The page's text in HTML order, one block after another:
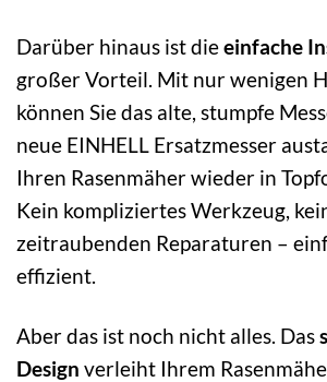
Darüber hinaus ist dieeinfache
großer Vorteil. Mit nur wenigen
können Sie das alte, stumpfe
neue EINHELL Ersatzmesser
Ihren Rasenmäher wieder in
Kein kompliziertes Werkzeug,
zeitraubenden Reparaturen –
effizient.
Aber das ist noch nicht alles. Das
Design verleiht Ihrem